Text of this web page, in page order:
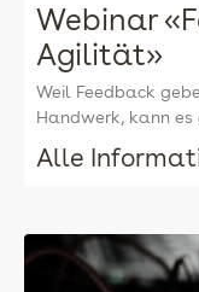
Webinar
Agilität»
Weil Feedback
Handwerk, kann
Alle